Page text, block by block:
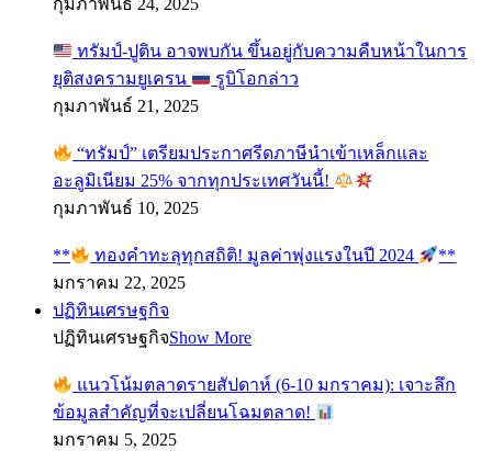
กุมภาพันธ์ 24, 2025
ทรัมป์-ปูติน อาจพบกัน ขึ้นอยู่กับความคืบหน้าในการ
ยุติสงครามยูเครน
รูบิโอกล่าว
กุมภาพันธ์ 21, 2025
“ทรัมป์” เตรียมประกาศรีดภาษีนำเข้าเหล็กและ
อะลูมิเนียม 25% จากทุกประเทศวันนี้!
กุมภาพันธ์ 10, 2025
** ทองคำทะลุทุกสถิติ! มูลค่าพุ่งแรงในปี 2024
**
มกราคม 22, 2025
ปฏิทินเศรษฐกิจ
ปฏิทินเศรษฐกิจShow More
แนวโน้มตลาดรายสัปดาห์ (6-10 มกราคม): เจาะลึก
ข้อมูลสำคัญที่จะเปลี่ยนโฉมตลาด!
มกราคม 5, 2025